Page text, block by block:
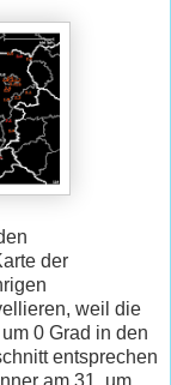
der
weil die
0 Grad in den
entsprechen
am 31. um